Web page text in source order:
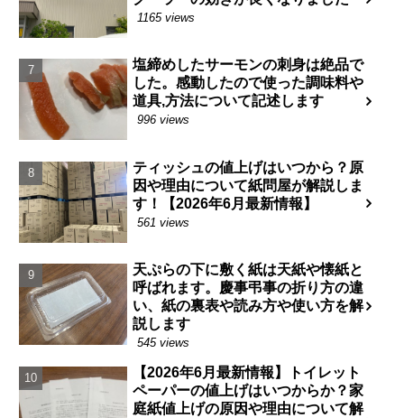
1165 views
塩締めしたサーモンの刺身は絶品で
した。感動したので使った調味料や
道具,方法について記述します
996 views
ティッシュの値上げはいつから？原
因や理由について紙問屋が解説しま
す！【2026年6月最新情報】
561 views
天ぷらの下に敷く紙は天紙や懐紙と
呼ばれます。慶事弔事の折り方の違
い、紙の裏表や読み方や使い方を解
説します
545 views
【2026年6月最新情報】トイレット
ペーパーの値上げはいつからか？家
庭紙値上げの原因や理由について解